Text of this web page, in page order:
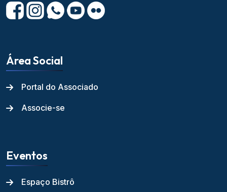
Área Social
Portal do Associado
Associe-se
Eventos
Espaço Bistrô